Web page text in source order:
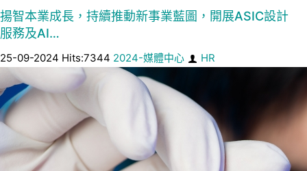
揚智本業成長，持續推動新事業藍圖，開展ASIC設計
服務及AI…
25-09-2024 Hits:7344 2024-媒體中心 HR